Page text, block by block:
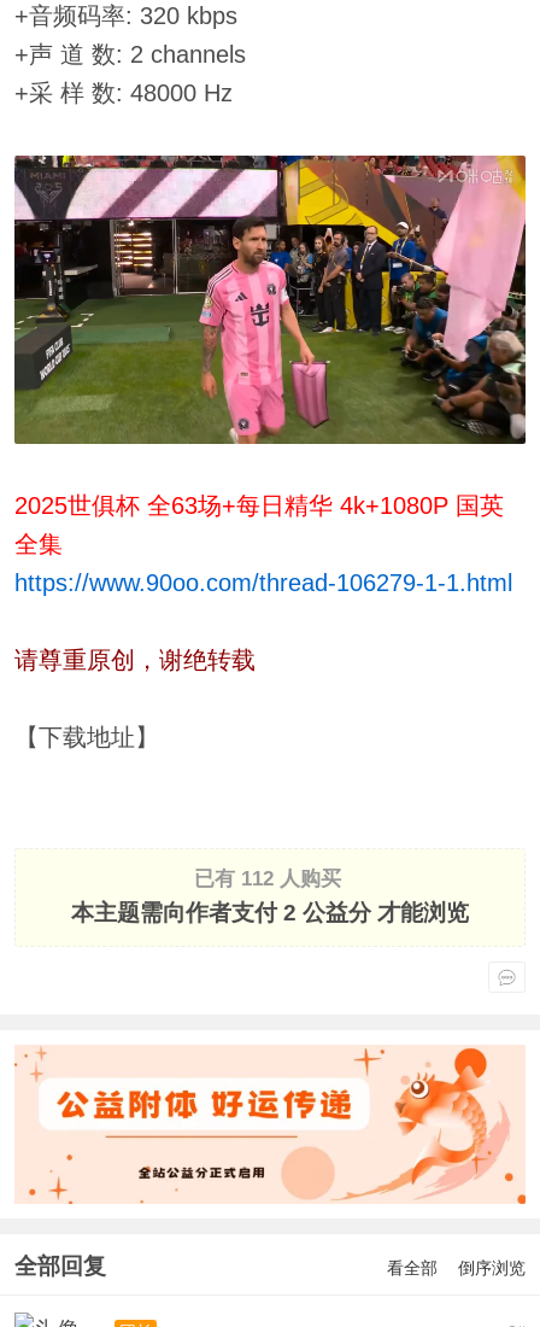
+音频码率: 320 kbps
+声 道 数: 2 channels
+采 样 数: 48000 Hz
2025世俱杯 全63场+每日精华 4k+1080P 国英
全集
https://www.90oo.com/thread-106279-1-1.html
请尊重原创，谢绝转载
【下载地址】
已有 112 人购买
本主题需向作者支付2 公益分才能浏览
全部回复 看全部 倒序浏览